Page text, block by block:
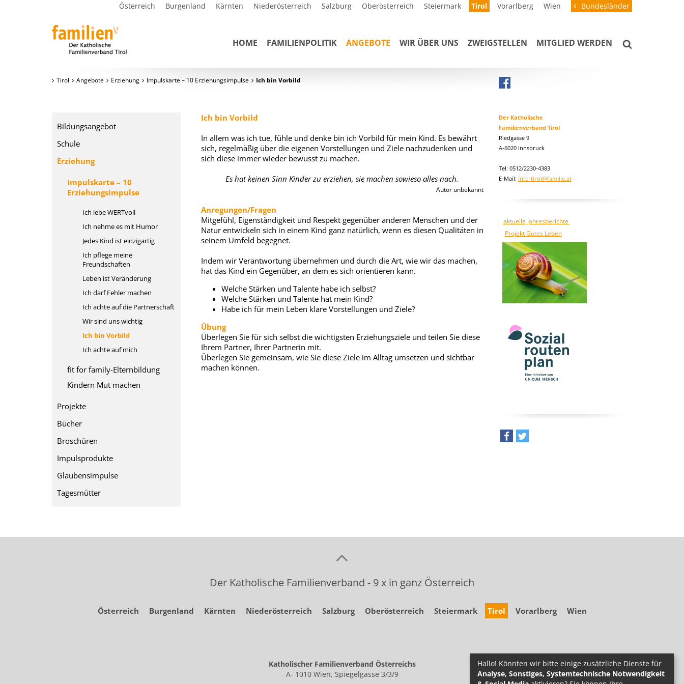
Österreich Burgenland Kärnten Niederösterreich Salzburg Oberösterreich Steiermark Tirol Vorarlberg Wien Bundesländer
HOME FAMILIENPOLITIK ANGEBOTE WIR ÜBER UNS ZWEIGSTELLEN MITGLIED WERDEN
Tirol Angebote Erziehung Impulskarte – 10 Erziehungsimpulse Ich bin Vorbild
Ich bin Vorbild
In allem was ich tue, fühle und denke bin ich Vorbild für mein Kind. Es bewährt
sich, regelmäßig über die eigenen Vorstellungen und Ziele nachzudenken und
sich diese immer wieder bewusst zu machen.
Es hat keinen Sinn Kinder zu erziehen, sie machen sowieso alles nach.
Autor unbekannt
Anregungen/Fragen
Mitgefühl, Eigenständigkeit und Respekt gegenüber anderen Menschen und der
Natur entwickeln sich in einem Kind ganz natürlich, wenn es diesen Qualitäten in
seinem Umfeld begegnet.
Indem wir Verantwortung übernehmen und durch die Art, wie wir das machen,
hat das Kind ein Gegenüber, an dem es sich orientieren kann.
Welche Stärken und Talente habe ich selbst?
Welche Stärken und Talente hat mein Kind?
Habe ich für mein Leben klare Vorstellungen und Ziele?
Übung
Überlegen Sie für sich selbst die wichtigsten Erziehungsziele und teilen Sie diese
Ihrem Partner, Ihrer Partnerin mit.
Überlegen Sie gemeinsam, wie Sie diese Ziele im Alltag umsetzen und sichtbar
machen können.
Bildungsangebot
Schule
Erziehung
Impulskarte – 10
Erziehungsimpulse
Ich lebe WERTvoll
Ich nehme es mit Humor
Jedes Kind ist einzigartig
Ich pflege meine
Freundschaften
Leben ist Veränderung
Ich darf Fehler machen
Ich achte auf die Partnerschaft
Wir sind uns wichtig
Ich bin Vorbild
Ich achte auf mich
fit for family-Elternbildung
Kindern Mut machen
Projekte
Bücher
Broschüren
Impulsprodukte
Glaubensimpulse
Tagesmütter
Der Katholische
Familienverband Tirol
Riedgasse 9
A-6020 Innsbruck
Tel: 0512/2230-4383
E-Mail: info-tirol@familie.at
aktuelle Jahresberichte
Projekt Gutes Leben
Der Katholische Familienverband - 9 x in ganz Österreich
Österreich Burgenland Kärnten Niederösterreich Salzburg Oberösterreich Steiermark Tirol Vorarlberg Wien
Katholischer Familienverband Österreichs
A- 1010 Wien, Spiegelgasse 3/3/9
Hallo! Könnten wir bitte einige zusätzliche Dienste für
Analyse, Sonstiges, Systemtechnische Notwendigkeit